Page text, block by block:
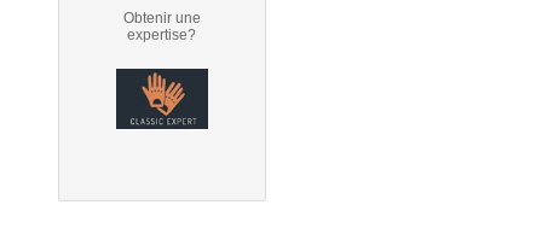
Obtenir une
expertise?